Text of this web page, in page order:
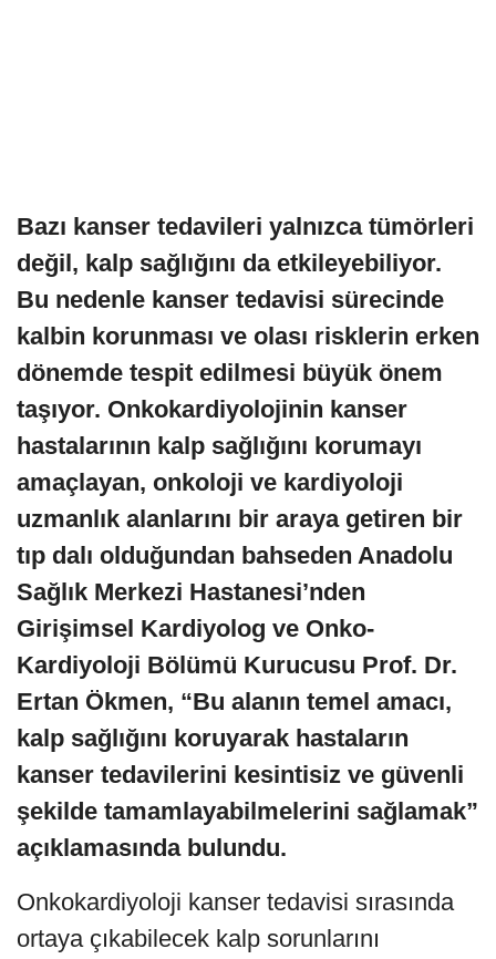
Bazı kanser tedavileri yalnızca tümörleri
değil, kalp sağlığını da etkileyebiliyor.
Bu nedenle kanser tedavisi sürecinde
kalbin korunması ve olası risklerin erken
dönemde tespit edilmesi büyük önem
taşıyor. Onkokardiyolojinin kanser
hastalarının kalp sağlığını korumayı
amaçlayan, onkoloji ve kardiyoloji
uzmanlık alanlarını bir araya getiren bir
tıp dalı olduğundan bahseden Anadolu
Sağlık Merkezi Hastanesi’nden
Girişimsel Kardiyolog ve Onko-
Kardiyoloji Bölümü Kurucusu Prof. Dr.
Ertan Ökmen, “Bu alanın temel amacı,
kalp sağlığını koruyarak hastaların
kanser tedavilerini kesintisiz ve güvenli
şekilde tamamlayabilmelerini sağlamak”
açıklamasında bulundu.
Onkokardiyoloji kanser tedavisi sırasında
ortaya çıkabilecek kalp sorunlarını